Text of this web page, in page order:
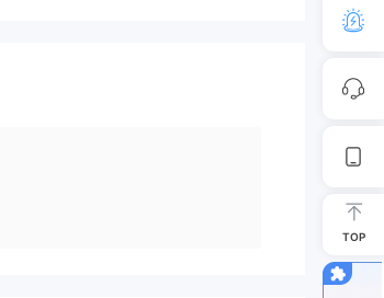
TOP